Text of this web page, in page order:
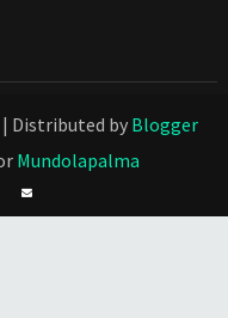
| Distributed by Blogger
Mundolapalma